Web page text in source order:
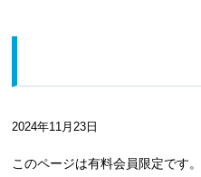
2024年11月23日
このページは有料会員限定です。